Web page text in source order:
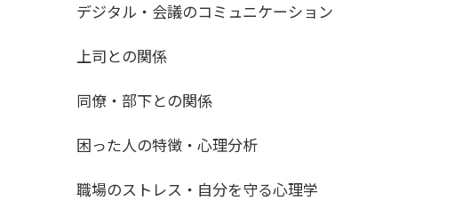
デジタル・会議のコミュニケーション
上司との関係
同僚・部下との関係
困った人の特徴・心理分析
職場のストレス・自分を守る心理学